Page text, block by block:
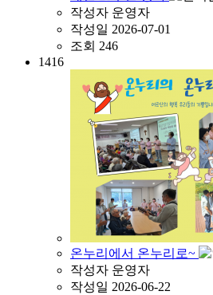
작성자 운영자
작성일 2026-07-01
조회 246
1416
온누리에서 온누리로~
작성자 운영자
작성일 2026-06-22